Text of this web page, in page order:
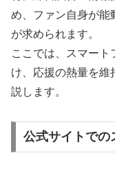
め、ファン自身が能
が求められます。
ここでは、スマー
け、応援の熱量を維
説します。
公式サイトでの